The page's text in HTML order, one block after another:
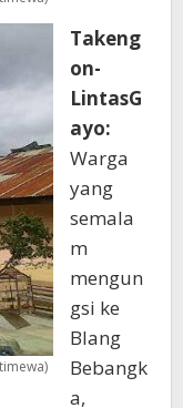
Takeng
on-
LintasG
ayo:
Warga
yang
semala
m
mengun
gsi ke
Blang
Bebangk
a,